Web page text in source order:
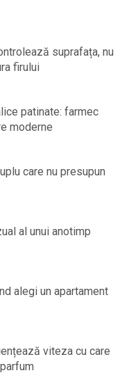
suprafața, nu
firului
patinate: farmec
moderne
care nu presupun
al unui anotimp
alegi un apartament
viteza cu care